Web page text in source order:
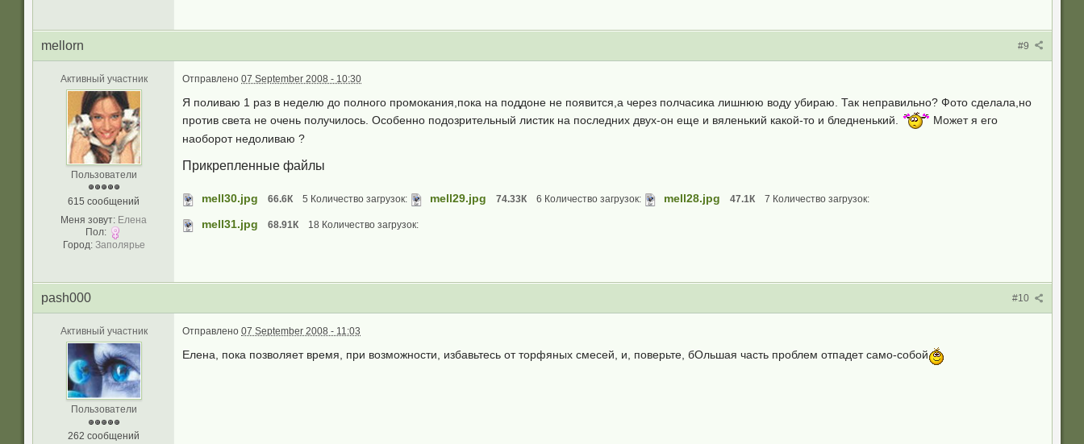
#9
mellorn
Активный участник
Пользователи
615 сообщений
Меня зовут: Елена
Пол:
Город: Заполярье
Отправлено 07 September 2008 - 10:30
Я поливаю 1 раз в неделю до полного промокания,пока на поддоне не появится,а через полчасика лишнюю воду убираю. Так неправильно? Фото сделала,но
против света не очень получилось. Особенно подозрительный листик на последних двух-он еще и вяленький какой-то и бледненький.
Может я его
наоборот недоливаю ?
Прикрепленные файлы
mell30.jpg 66.6К 5 Количество загрузок: mell29.jpg 74.33К 6 Количество загрузок: mell28.jpg 47.1К 7 Количество загрузок:
mell31.jpg 68.91К 18 Количество загрузок:
#10
pash000
Активный участник
Пользователи
262 сообщений
Отправлено 07 September 2008 - 11:03
Елена, пока позволяет время, при возможности, избавьтесь от торфяных смесей, и, поверьте, бОльшая часть проблем отпадет само-собой